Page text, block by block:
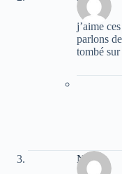
j’aime
parlons
tombé
Nam